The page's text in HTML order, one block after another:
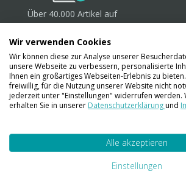
Über 40.000 Artikel auf
Lager
Account
Konto
Sendungsverfolgung
Wir verwenden Cookies
Wir können diese zur Analyse unserer
unsere Webseite zu verbessern, personalisierte
Ihnen ein großartiges Webseiten-Erlebnis zu
freiwillig, für die Nutzung unserer Website nicht
jederzeit unter "Einstellungen" widerrufen werden.
erhalten Sie in unserer Datenschutzerklärungund
Alle akzeptieren
Einstellungen